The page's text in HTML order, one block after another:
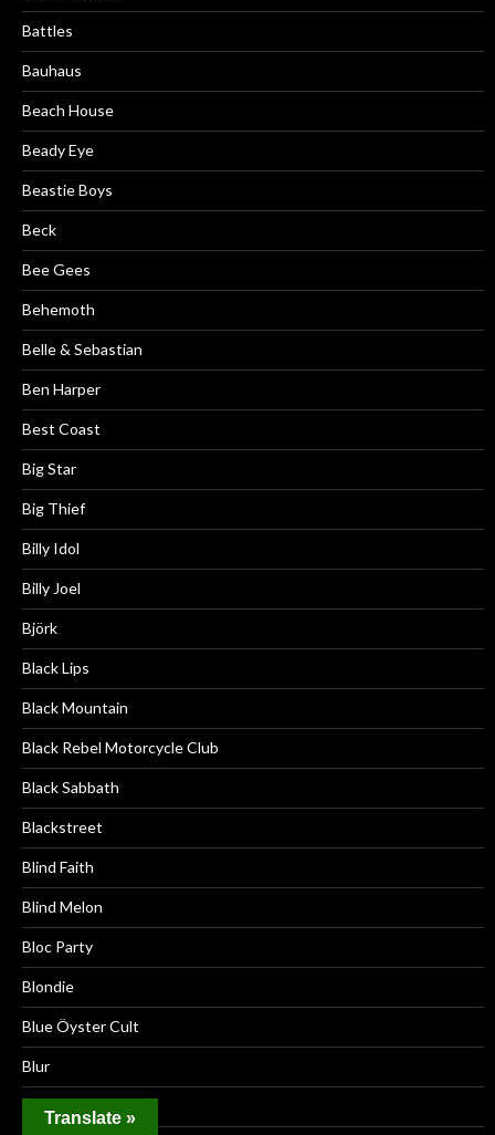
Battles
Bauhaus
Beach House
Beady Eye
Beastie Boys
Beck
Bee Gees
Behemoth
Belle & Sebastian
Ben Harper
Best Coast
Big Star
Big Thief
Billy Idol
Billy Joel
Björk
Black Lips
Black Mountain
Black Rebel Motorcycle Club
Black Sabbath
Blackstreet
Blind Faith
Blind Melon
Bloc Party
Blondie
Blue Öyster Cult
Blur
Boards of Canada
Translate »